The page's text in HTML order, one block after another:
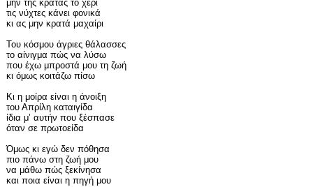
μην της κρατάς το χέρι
τις νύχτες κάνει φονικά
κι ας μην κρατά μαχαίρι
Του κόσμου άγριες θάλασσες
το αίνιγμα πώς να λύσω
που έχω μπροστά μου τη ζωή
κι όμως κοιτάζω πίσω
Κι η μοίρα είναι η άνοιξη
του Απρίλη καταιγίδα
ίδια μ’ αυτήν που ξέσπασε
όταν σε πρωτοείδα
Όμως κι εγώ δεν πόθησα
πιο πάνω στη ζωή μου
να μάθω πώς ξεκίνησα
και ποια είναι η πηγή μου